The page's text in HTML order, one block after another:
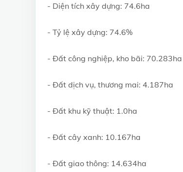
- Diện tích xây dựng: 74.6ha
- Tỷ lệ xây dựng: 74.6%
- Đất công nghiệp, kho bãi: 70.283ha
- Đất dịch vụ, thương mai: 4.187ha
- Đất khu kỹ thuật: 1.0ha
- Đất cây xanh: 10.167ha
- Đất giao thông: 14.634ha